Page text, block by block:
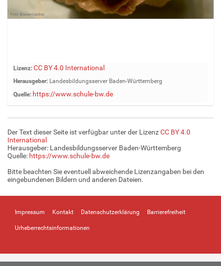
Z
e
g
e
B
l
d
i
v
l
e
ö
Lizenz: CC BY 4.0 International
Herausgeber: Landesbildungsserver Baden-Württemberg
Quelle: https://www.schule-bw.de
Der Text dieser Seite ist verfügbar unter der LizenzCC BY 4.0
International
Herausgeber: Landesbildungsserver Baden-Württemberg
Quelle: https://www.schule-bw.de
Bitte beachten Sie eventuell abweichende Lizenzangaben bei den
eingebundenen Bildern und anderen Dateien.
Impressum Kontakt Datenschutzerklärung Barrierefreiheit
Urheberrechtsinformationen